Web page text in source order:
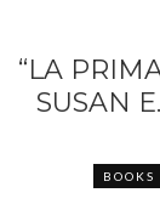
“LA
SUSAN
BOOKS